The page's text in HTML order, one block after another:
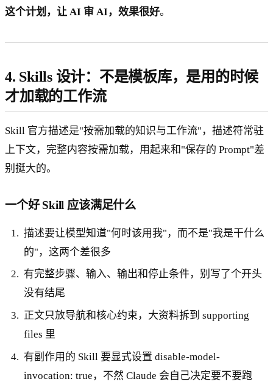
这个计划，让 AI 审 AI，效果很好。
4. Skills 设计：不是模板库，是用的时候
才加载的工作流
Skill 官方描述是"按需加载的知识与工作流"，描述符常驻
上下文，完整内容按需加载，用起来和"保存的 Prompt"差
别挺大的。
一个好 Skill 应该满足什么
描述要让模型知道"何时该用我"，而不是"我是干什么
的"，这两个差很多
有完整步骤、输入、输出和停止条件，别写了个开头
没有结尾
正文只放导航和核心约束，大资料拆到 supporting
files 里
有副作用的 Skill 要显式设置 disable-model-
invocation: true，不然 Claude 会自己决定要不要跑